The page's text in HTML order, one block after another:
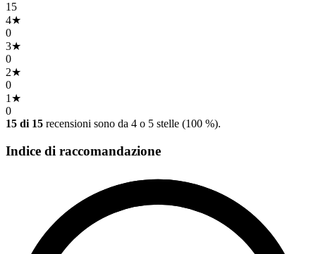
15
4★
0
3★
0
2★
0
1 ★
0
15 di 15 recensioni sono da 4 o 5 stelle (100 %).
Indice di raccomandazione